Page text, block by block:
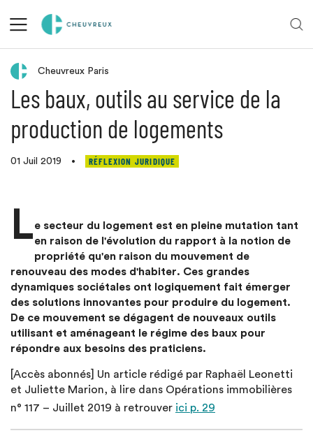
Retour aux actualités
Cheuvreux Paris
Les baux, outils au service de la
production de logements
01 Juil 2019 • RÉFLEXION JURIDIQUE
Le secteur du logement est en pleine mutation tant
en raison de l'évolution du rapport à la notion de
propriété qu'en raison du mouvement de
renouveau des modes d'habiter. Ces grandes
dynamiques sociétales ont logiquement fait émerger
des solutions innovantes pour produire du logement.
De ce mouvement se dégagent de nouveaux outils
utilisant et aménageant le régime des baux pour
répondre aux besoins des praticiens.
[Accès abonnés] Un article rédigé par Raphaël Leonetti
et Juliette Marion, à lire dans Opérations immobilières
n° 117 – Juillet 2019 à retrouver ici p. 29